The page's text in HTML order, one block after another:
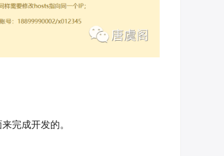
完成开发的。